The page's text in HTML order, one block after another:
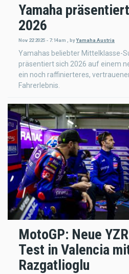
Yamaha
2026
Nov 22 2025 - 7:14am byYamaha Austria
Yamahas beliebter Mittelklasse-
präsentiert sich 2026 auf einem
ein noch raffinierteres,
Fahrerlebnis.
MotoGP: Neue
Test in Valencia
Razgatlioglu